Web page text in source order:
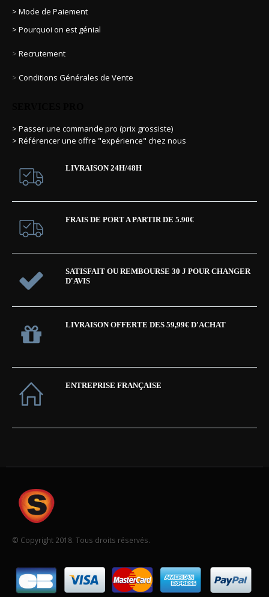
> Mode de Paiement
> Pourquoi on est génial
> Recrutement
> Conditions Générales de Vente
> Passer une commande pro (prix grossiste)
> Référencer une offre "expérience" chez nous
LIVRAISON 24H/48H
FRAIS DE PORT A PARTIR DE 5.90€
SATISFAIT OU REMBOURSE 30 J POUR CHANGER
D'AVIS
LIVRAISON OFFERTE DES 59,99€ D'ACHAT
ENTREPRISE FRANÇAISE
© Copyright 2018. Tous droits réservés.